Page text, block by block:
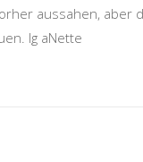
aussahen, aber
lg aNette